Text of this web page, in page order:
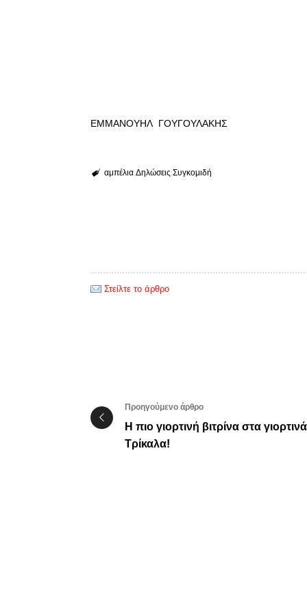
ΕΜΜΑΝΟΥΗΛ ΓΟΥΓΟΥΛΑΚΗΣ
αμπέλια Δηλώσεις Συγκομιδή
Στείλτε το άρθρο
Προηγούμενο άρθρο
Η πιο γιορτινή βιτρίνα στα γιορτινά
Τρίκαλα!